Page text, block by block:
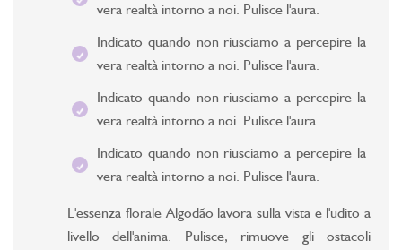
vera realtà intorno a noi. Pulisce l'aura.
Indicato quando non riusciamo a percepire la
vera realtà intorno a noi. Pulisce l'aura.
Indicato quando non riusciamo a percepire la
vera realtà intorno a noi. Pulisce l'aura.
Indicato quando non riusciamo a percepire la
vera realtà intorno a noi. Pulisce l'aura.
L'essenza florale Algodão lavora sulla vista e l'udito a
livello dell'anima. Pulisce, rimuove gli ostacoli